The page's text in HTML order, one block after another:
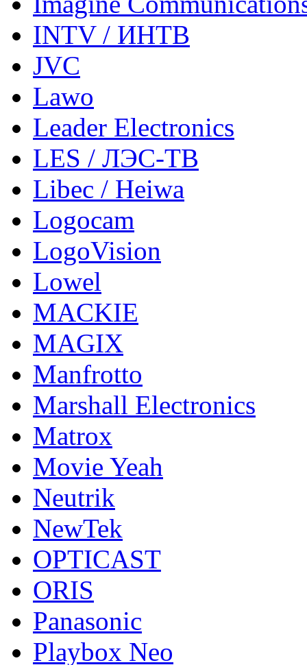
INTV / ИНТВ
JVC
Lawo
Leader Electronics
LES / ЛЭС-ТВ
Libec / Heiwa
Logocam
LogoVision
Lowel
MACKIE
MAGIX
Manfrotto
Marshall Electronics
Matrox
Movie Yeah
Neutrik
NewTek
OPTICAST
ORIS
Panasonic
Playbox Neo